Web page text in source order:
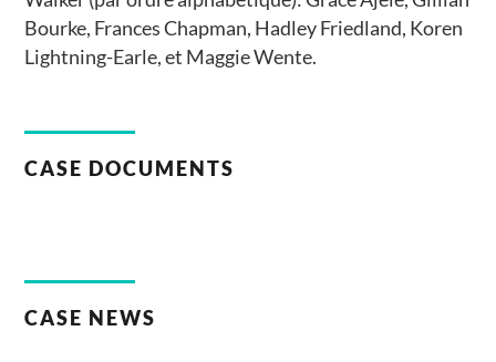
Bourke, Frances Chapman, Hadley Friedland, Koren
Lightning-Earle, et Maggie Wente.
CASE DOCUMENTS
CASE NEWS